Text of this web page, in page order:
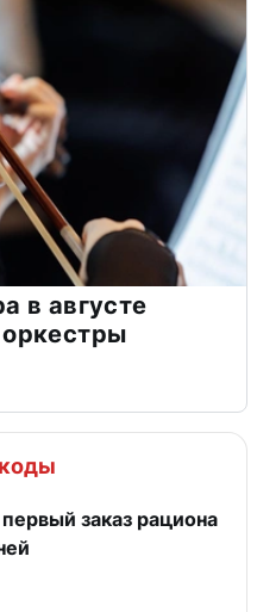
в августе
заказ рациона